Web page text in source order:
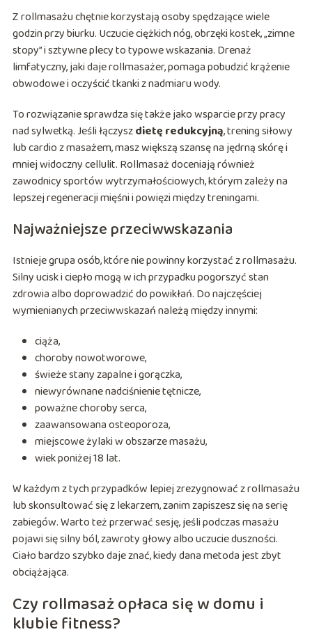
Z rollmasażu chętnie korzystają osoby spędzające wiele
godzin przy biurku. Uczucie ciężkich nóg, obrzęki kostek, „zimne
stopy” i sztywne plecy to typowe wskazania. Drenaż
limfatyczny, jaki daje rollmasażer, pomaga pobudzić krążenie
obwodowe i oczyścić tkanki z nadmiaru wody.
To rozwiązanie sprawdza się także jako wsparcie przy pracy
nad sylwetką. Jeśli łączyszdietę redukcyjną, trening siłowy
lub cardio z masażem, masz większą szansę na jędrną skórę i
mniej widoczny cellulit. Rollmasaż doceniają również
zawodnicy sportów wytrzymałościowych, którym zależy na
lepszej regeneracji mięśni i powięzi między treningami.
Najważniejsze przeciwwskazania
Istnieje grupa osób, które nie powinny korzystać z rollmasażu.
Silny ucisk i ciepło mogą w ich przypadku pogorszyć stan
zdrowia albo doprowadzić do powikłań. Do najczęściej
wymienianych przeciwwskazań należą między innymi:
ciąża,
choroby nowotworowe,
świeże stany zapalne i gorączka,
niewyrównane nadciśnienie tętnicze,
poważne choroby serca,
zaawansowana osteoporoza,
miejscowe żylaki w obszarze masażu,
wiek poniżej 18 lat.
W każdym z tych przypadków lepiej zrezygnować z rollmasażu
lub skonsultować się z lekarzem, zanim zapiszesz się na serię
zabiegów. Warto też przerwać sesję, jeśli podczas masażu
pojawi się silny ból, zawroty głowy albo uczucie duszności.
Ciało bardzo szybko daje znać, kiedy dana metoda jest zbyt
obciążająca.
Czy rollmasaż opłaca się w domu i
klubie fitness?